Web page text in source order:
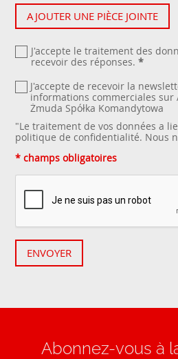
AJOUTER UNE PIÈCE JOINTE
J'accepte le traitement des
recevoir des réponses. *
J'accepte de recevoir la
informations commerciales
Żmuda Spółka Komandytowa
"Le traitement de vos données a
politique de confidentialité. Nous
* champs obligatoires
ENVOYER
Abonnez-vous à